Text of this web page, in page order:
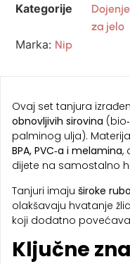
Kategorije
za jelo
Marka: Nip
Ovaj set tanjura
obnovljivih sirovina
palminog ulja).
BPA, PVC‑a i melamina,
dijete na samostalno
Tanjuri imaju široke
olakšavaju hvatanje
koji dodatno
Ključne